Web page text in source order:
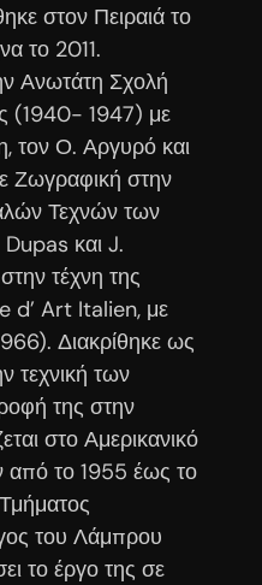
στον Πειραιά το
το 2011.
Ανωτάτη Σχολή
(1940- 1947) με
τον Ο. Αργυρό και
Ζωγραφική στην
Τεχνών των
και J.
τέχνη της
d’ Art Italien, με
Διακρίθηκε ως
τεχνική των
της στην
στο Αμερικανικό
το 1955 έως το
του Λάμπρου
το έργο της σε